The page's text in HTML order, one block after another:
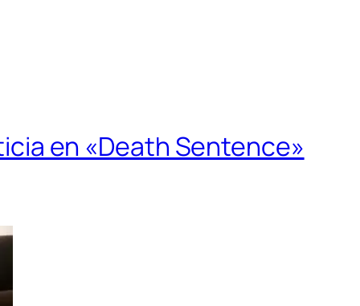
en «Death Sentence»